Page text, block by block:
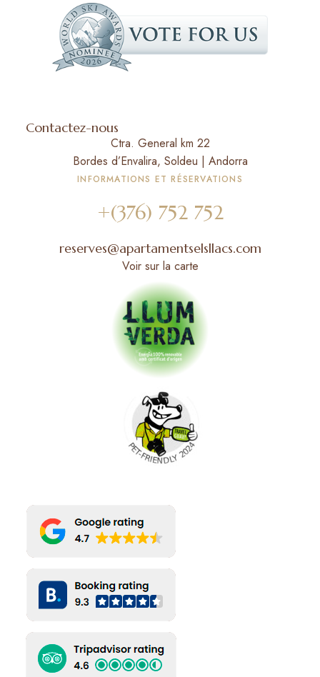
Contactez-nous
Ctra. General km 22
Bordes d’Envalira, Soldeu | Andorra
INFORMATIONS ET RÉSERVATIONS
+(376) 752 752
reserves@apartamentselsllacs.com
Voir sur la carte